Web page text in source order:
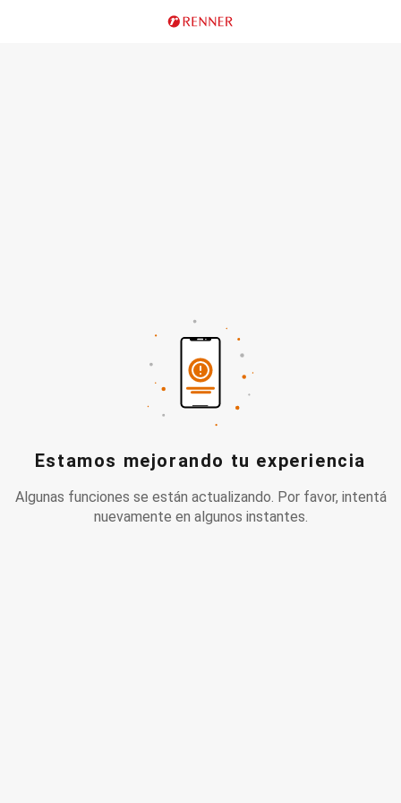
Estamos mejorando tu experiencia
Algunas funciones se están actualizando. Por favor, intentá
nuevamente en algunos instantes.